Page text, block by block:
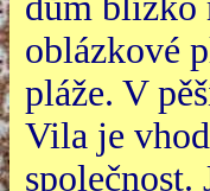
oblázkové
pláže. V
Vila je
společnost.